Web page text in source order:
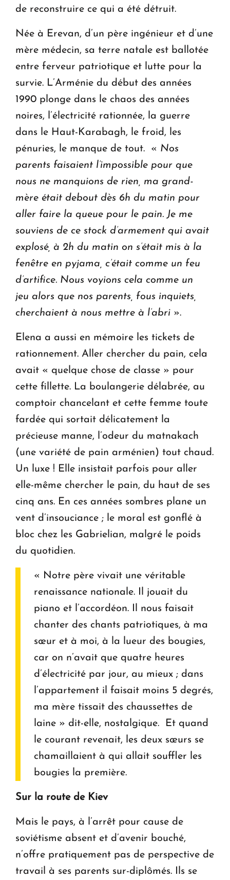
de reconstruire ce qui a été détruit.
Née à Erevan, d’un père ingénieur et d’une
mère médecin, sa terre natale est ballotée
entre ferveur patriotique et lutte pour la
survie. L’Arménie du début des années
1990 plonge dans le chaos des années
noires, l’électricité rationnée, la guerre
dans le Haut-Karabagh, le froid, les
pénuries, le manque de tout. « Nos
parents faisaient l’impossible pour que
nous ne manquions de rien, ma grand-
mère était debout dès 6h du matin pour
aller faire la queue pour le pain. Je me
souviens de ce stock d’armement qui avait
explosé, à 2h du matin on s’était mis à la
fenêtre en pyjama, c’était comme un feu
d’artifice. Nous voyions cela comme un
jeu alors que nos parents, fous inquiets,
cherchaient à nous mettre à l’abri ».
Elena a aussi en mémoire les tickets de
rationnement. Aller chercher du pain, cela
avait « quelque chose de classe » pour
cette fillette. La boulangerie délabrée, au
comptoir chancelant et cette femme toute
fardée qui sortait délicatement la
précieuse manne, l’odeur du matnakach
(une variété de pain arménien) tout chaud.
Un luxe ! Elle insistait parfois pour aller
elle-même chercher le pain, du haut de ses
cinq ans. En ces années sombres plane un
vent d’insouciance ; le moral est gonflé à
bloc chez les Gabrielian, malgré le poids
du quotidien.
« Notre père vivait une véritable
renaissance nationale. Il jouait du
piano et l’accordéon. Il nous faisait
chanter des chants patriotiques, à ma
sœur et à moi, à la lueur des bougies,
car on n’avait que quatre heures
d’électricité par jour, au mieux ; dans
l’appartement il faisait moins 5 degrés,
ma mère tissait des chaussettes de
laine » dit-elle, nostalgique. Et quand
le courant revenait, les deux sœurs se
chamaillaient à qui allait souffler les
bougies la première.
Sur la route de Kiev
Mais le pays, à l’arrêt pour cause de
soviétisme absent et d’avenir bouché,
n’offre pratiquement pas de perspective de
travail à ses parents sur-diplômés. Ils se